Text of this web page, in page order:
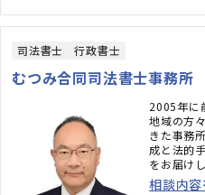
司法書士 行政書士
むつみ合同司法書士事務所
2005年に
地域の方
きた事務
成と法的
をお届け
ります 。
相談内容